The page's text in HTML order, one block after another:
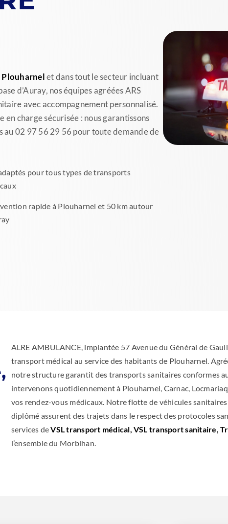
Plouharnelet dans tout le secteur incluant
d’Auray, nos équipes agréées ARS
avec accompagnement personnalisé.
charge sécurisée : nous garantissons
02 97 56 29 56 pour toute demande de
pour tous types de transports
rapide à Plouharnel et 50 km autour
ALRE AMBULANCE, implantée 57 Avenue du Général de
transport médical au service des habitants de Plouharnel.
notre structure garantit des transports sanitaires conformes
intervenons quotidiennement à Plouharnel, Carnac,
vos rendez-vous médicaux. Notre flotte de véhicules
diplômé assurent des trajets dans le respect des protocoles
services deVSL transport médical, VSL transport sanitaire,
l’ensemble du Morbihan.